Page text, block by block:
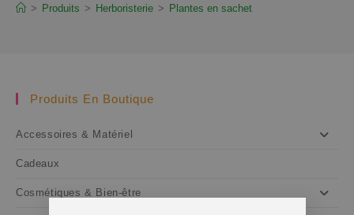
> Produits > Herboristerie > Plantes en sachet
Produits En Boutique
Accessoires & Matériel
Cadeaux
Cosmétiques & Bien-être